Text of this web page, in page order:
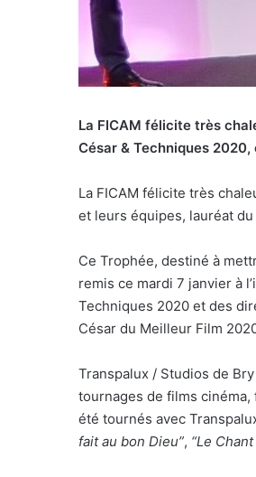
La FICAM félicite très
César & Techniques
La FICAM félicite très
et leurs équipes, lauréat
Ce Trophée, destiné à
remis ce mardi 7 janvier à
Techniques 2020 et des
César du Meilleur Film
Transpalux / Studios de
tournages de films
été tournés avec
fait au bon Dieu”, “Le